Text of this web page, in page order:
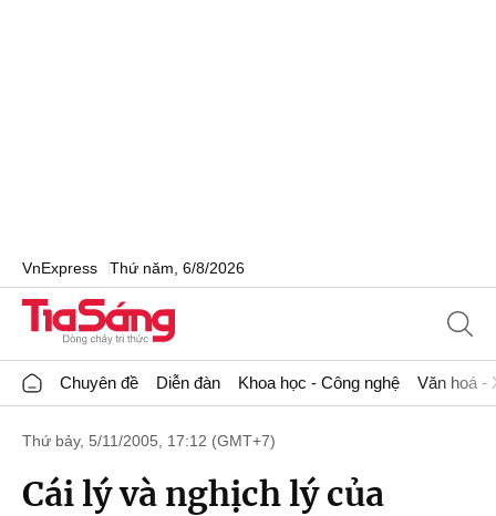
VnExpress Thứ năm, 6/8/2026
Chuyên đề Diễn đàn Khoa học - Công nghệ Văn hoá -
Thứ bảy, 5/11/2005, 17:12 (GMT+7)
Cái lý và nghịch lý của